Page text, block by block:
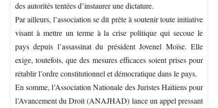
des autorités tentées d’instaurer une dictature.
Par ailleurs, l’association se dit prête à soutenir toute initiative
visant à mettre un terme à la crise politique qui secoue le
pays depuis l’assassinat du président Jovenel Moïse. Elle
exige, toutefois, que des mesures efficaces soient prises pour
rétablir l’ordre constitutionnel et démocratique dans le pays.
En somme, l’Association Nationale des Juristes Haïtiens pour
l’Avancement du Droit (ANAJHAD) lance un appel pressant